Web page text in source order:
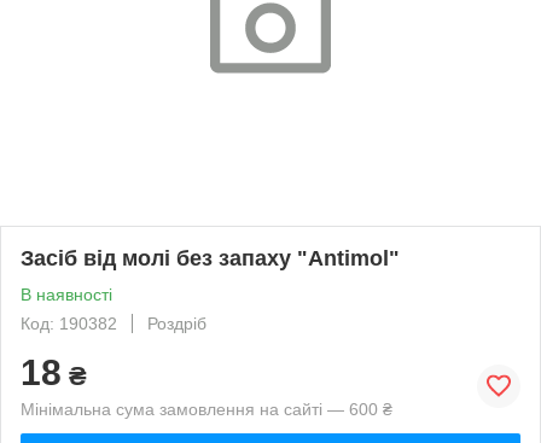
Засіб від молі без запаху "Antimol"
В наявності
Код: 190382
Роздріб
18 ₴
Мінімальна сума замовлення на сайті — 600 ₴